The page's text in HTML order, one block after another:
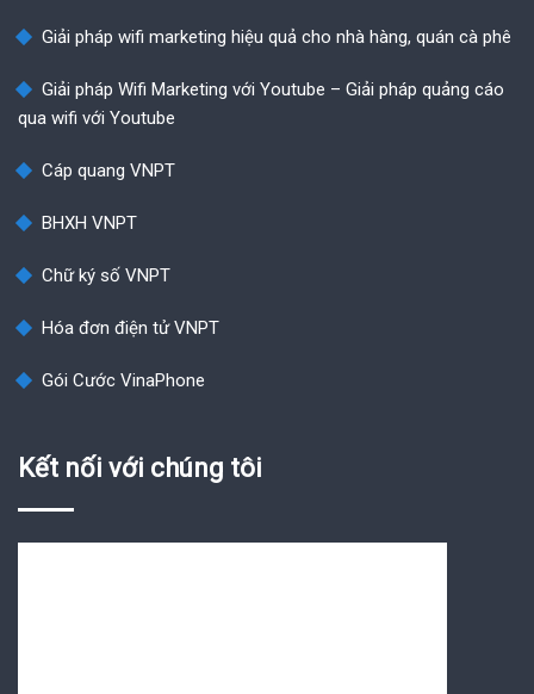
Giải pháp wifi marketing hiệu quả cho nhà hàng, quán cà phê
Giải pháp Wifi Marketing với Youtube – Giải pháp quảng cáo
qua wifi với Youtube
Cáp quang VNPT
BHXH VNPT
Chữ ký số VNPT
Hóa đơn điện tử VNPT
Gói Cước VinaPhone
Kết nối với chúng tôi